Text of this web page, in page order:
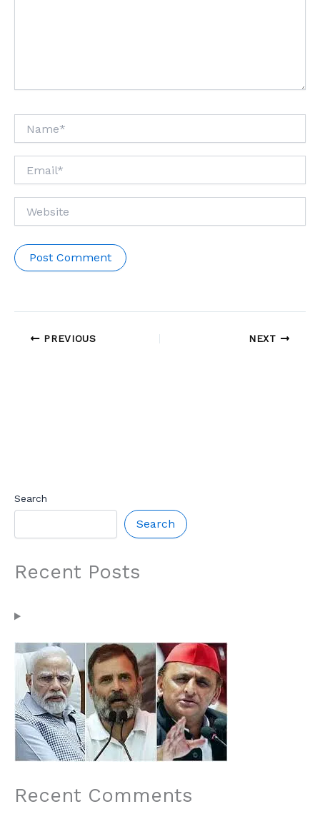
PREVIOUS NEXT
Search
Search
Recent Posts
Recent Comments